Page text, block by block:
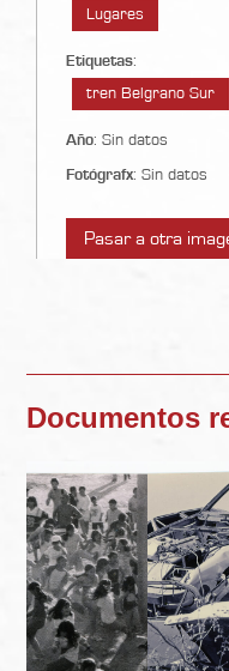
Lugares
Etiquetas:
tren Belgrano Sur
Año: Sin datos
Fotógrafx: Sin datos
Pasar a otra
Documentos